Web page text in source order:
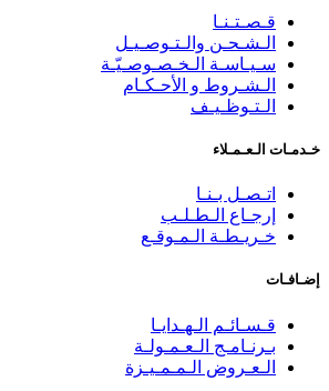
قـصـتـنـا
الـشـحـن والـتـوصـيـل
سـيـاسـة الـخـصـوصـيّـة
الـشـروط و الأحـكـام
الـتـوظـيـف
خـدمـات الـعـمـلاء
اتـصـل بـنـا
إرجـاع الـطـلـب
خـريـطـة الـمـوقـع
إضـافـات
قـسـائـم الـهـدايـا
بـرنـامـج الـعـمـولـة
الـعـروض الـمـمـيـزة